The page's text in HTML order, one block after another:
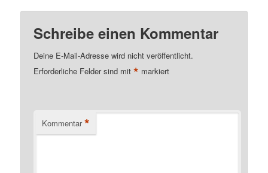
Schreibe einen Kommentar
Deine E-Mail-Adresse wird nicht veröffentlicht.
Erforderliche Felder sind mit* markiert
Kommentar *